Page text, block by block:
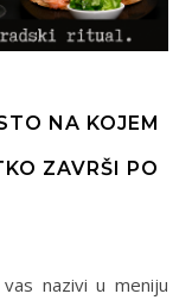
NA KOJEM
ZAVRŠI PO